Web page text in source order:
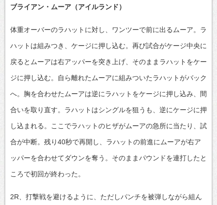
ブライアン・ムーア（アイルランド）
体重オーバーのラハットに対し、ワンツーで前に出るムーア。ラ
ハットは組みつき、ケージに押し込む。再び試合がケージ中央に
戻るとムーアは右アッパーを突き上げ、そのままラハットをケー
ジに押し込む。自ら離れたムーアに組みついたラハットがバック
へ。胸を合わせたムーアは逆にラハットをケージに押し込み、間
合いを取り直す。ラハットはシングルを狙うも、逆にケージに押
し込まれる。ここでラハットのヒザがムーアの急所に当たり、試
合が中断。残り40秒で再開し、ラハットの前進にムーアが右ア
ッパーを合わせてダウンを奪う。そのままパウンドを連打したと
ころで初回が終わった。
2R、打撃戦を避けるように、ただしパンチを被弾しながら組ん